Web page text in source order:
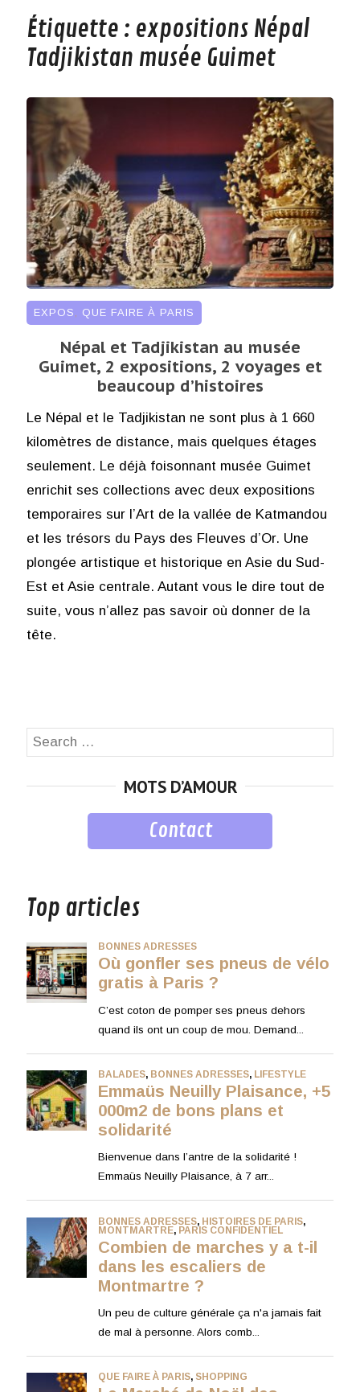
Étiquette : expositions Népal
Tadjikistan musée Guimet
EXPOS QUE FAIRE À PARIS
Népal et Tadjikistan au musée
Guimet, 2 expositions, 2 voyages et
beaucoup d’histoires
Le Népal et le Tadjikistan ne sont plus à 1 660
kilomètres de distance, mais quelques étages
seulement. Le déjà foisonnant musée Guimet
enrichit ses collections avec deux expositions
temporaires sur l’Art de la vallée de Katmandou
et les trésors du Pays des Fleuves d’Or. Une
plongée artistique et historique en Asie du Sud-
Est et Asie centrale. Autant vous le dire tout de
suite, vous n’allez pas savoir où donner de la
tête.
Search
MOTS D’AMOUR
Contact
Top articles